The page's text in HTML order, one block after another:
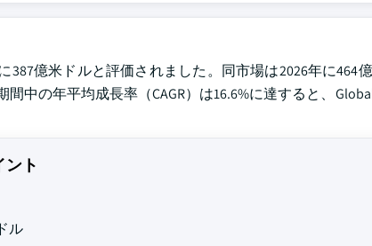
億米ドルと評価されました。同市場は2026年に464
中の年平均成長率（CAGR）は16.6%に達すると、
ト
ル